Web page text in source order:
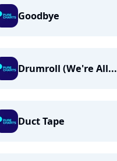
Goodbye
Drumroll (We're All...
Duct Tape